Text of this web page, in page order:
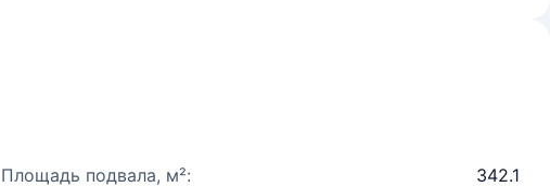
Площадь подвала, м²: 342.1